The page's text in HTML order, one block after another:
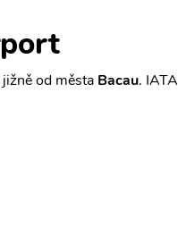
od města Bacau. IATA